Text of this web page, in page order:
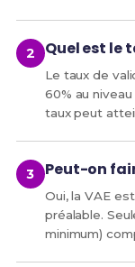
Quel est le
Le taux de
60% au
taux peut
Peut-on
Oui, la VAE
préalable.
minimum)